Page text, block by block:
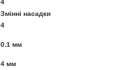
4
Змінні насадки
4
0.1 мм
4 мм